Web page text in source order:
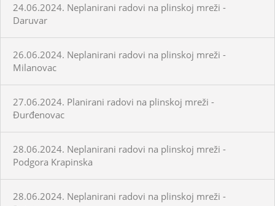
24.06.2024. Neplanirani radovi na plinskoj mreži -
Daruvar
26.06.2024. Neplanirani radovi na plinskoj mreži -
Milanovac
27.06.2024. Planirani radovi na plinskoj mreži -
Đurđenovac
28.06.2024. Neplanirani radovi na plinskoj mreži -
Podgora Krapinska
28.06.2024. Neplanirani radovi na plinskoj mreži -